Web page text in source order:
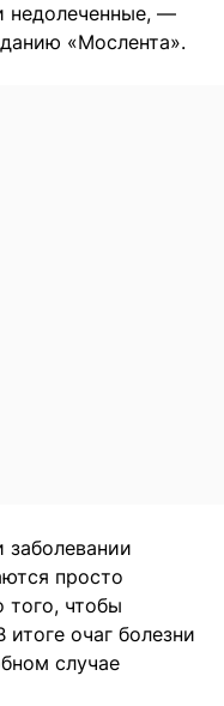
недолеченные, —
«Мослента».
заболевании
просто
того, чтобы
итоге очаг болезни
случае